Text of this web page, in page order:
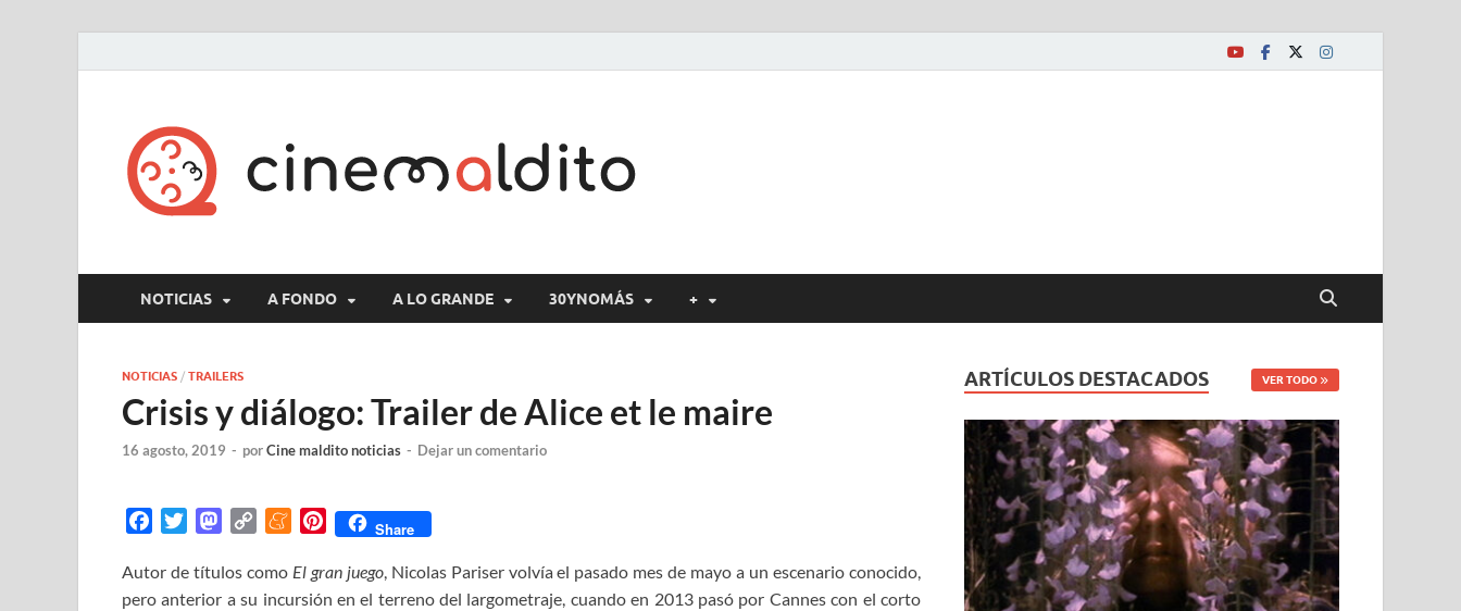
NOTICIAS A FONDO A LO GRANDE 30YNOMÁS +
NOTICIAS / TRAILERS
Crisis y diálogo: Trailer de Alice et le maire
16 agosto, 2019 - porCine maldito noticias - Dejar un comentario
c
e
i
t
M
s
t
p
y
M
n
e
P
n
t
Share
Autor de títulos como El gran juego, Nicolas Pariser volvía el pasado mes de mayo a un escenario conocido,
pero anterior a su incursión en el terreno del largometraje, cuando en 2013 pasó por Cannes con el corto
ARTÍCULOS DESTACADOS VER TODO